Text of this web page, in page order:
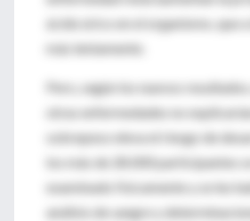
ácido úrico en el organismo, que
más lentamente.
Pero, según los nuevos
otras enfermedades no
sobrepeso eleva el riesgo de
los más de 28.000 participantes
examinado físicamente y se les
análisis de sangre y